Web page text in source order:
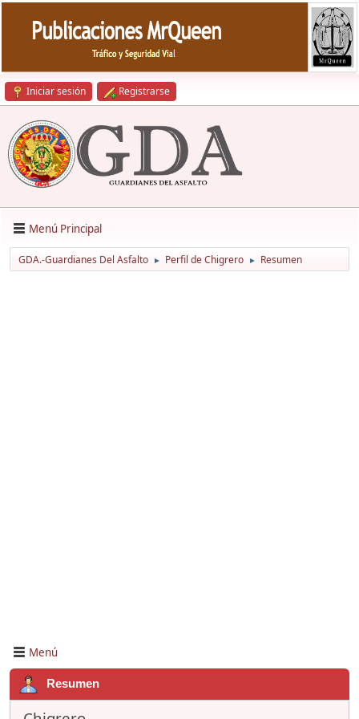
Iniciar sesión Registrarse
Menú Principal
GDA.-Guardianes Del Asfalto ► Perfil de Chigrero ► Resumen
Menú
Resumen